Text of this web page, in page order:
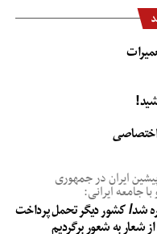
اختصاصی
ایران در جمهوری
جامعه ایرانی:
شد/ کشور دیگر تحمل پرداخت
شعار به شعور برگردیم